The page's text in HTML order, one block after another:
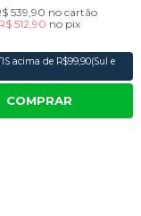
539,90 no cartão
512,90 no pix
acima de R$99,90(Sul e
COMPRAR